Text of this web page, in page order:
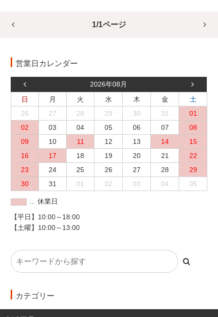
1/1ページ
営業日カレンダー
2026年08月
日
月 火 水 木 金
土
26
27 28 29 30 31
01
02
03 04 05 06 07
08
09
10 11 12 13 14
15
16
17 18 19 20 21
22
23
24 25 26 27 28
29
30
31 01 02 03 04 05
… 休業日
【平日】10:00～18:00
【土曜】10:00～13:00
カテゴリー